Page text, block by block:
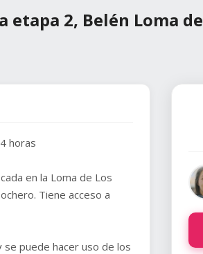
etapa 2, Belén Loma de
horas
en la Loma de Los
Tiene acceso a
puede hacer uso de los